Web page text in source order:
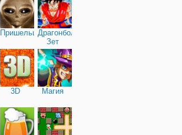
ПришельцыДрагонболл
Зет
3D Магия